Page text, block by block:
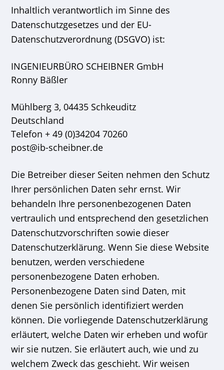
Inhaltlich verantwortlich im Sinne des
Datenschutzgesetzes und der EU-
Datenschutzverordnung (DSGVO) ist:
INGENIEURBÜRO SCHEIBNER GmbH
Ronny Bäßler
Mühlberg 3, 04435 Schkeuditz
Deutschland
Telefon + 49 (0)34204 70260
post@ib-scheibner.de
Die Betreiber dieser Seiten nehmen den Schutz
Ihrer persönlichen Daten sehr ernst. Wir
behandeln Ihre personenbezogenen Daten
vertraulich und entsprechend den gesetzlichen
Datenschutzvorschriften sowie dieser
Datenschutzerklärung. Wenn Sie diese Website
benutzen, werden verschiedene
personenbezogene Daten erhoben.
Personenbezogene Daten sind Daten, mit
denen Sie persönlich identifiziert werden
können. Die vorliegende Datenschutzerklärung
erläutert, welche Daten wir erheben und wofür
wir sie nutzen. Sie erläutert auch, wie und zu
welchem Zweck das geschieht. Wir weisen